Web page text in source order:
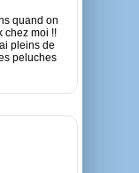
quand on
chez moi !!
pleins de
peluches